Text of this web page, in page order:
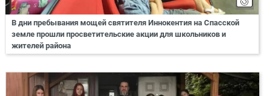
В дни пребывания мощей святителя Иннокентия на Спасской
земле прошли просветительские акции для школьников и
жителей района